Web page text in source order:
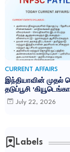
CURRENT AFFAIRS
இந்தியாவின் முதல்
தடுப்பூசி
(Qdenga): TNPSC
AFFAIRS IN TAMIL
July 22, 2026
Labels